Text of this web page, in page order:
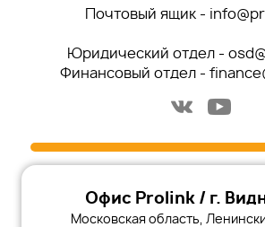
Почтовый ящик -
Юридический отдел -
Финансовый отдел -
Офис Prolink / г.
Московская область,